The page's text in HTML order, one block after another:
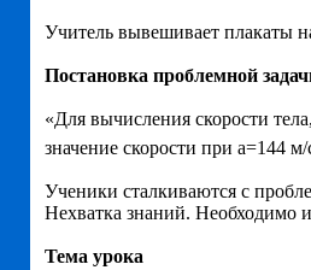
Учитель вывешивает плакаты
Постановка проблемной
«Для вычисления скорости
значение скорости при a=144 м/
Ученики сталкиваются с
Нехватка знаний. Необходимо
Тема урока